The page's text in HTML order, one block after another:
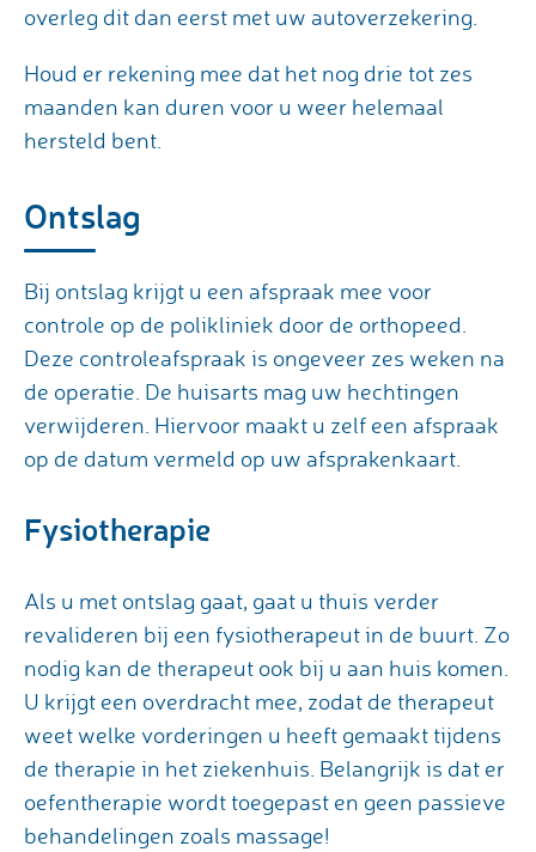
overleg dit dan eerst met uw autoverzekering.
Houd er rekening mee dat het nog drie tot zes
maanden kan duren voor u weer helemaal
hersteld bent.
Ontslag
Bij ontslag krijgt u een afspraak mee voor
controle op de polikliniek door de orthopeed.
Deze controleafspraak is ongeveer zes weken na
de operatie. De huisarts mag uw hechtingen
verwijderen. Hiervoor maakt u zelf een afspraak
op de datum vermeld op uw afsprakenkaart.
Fysiotherapie
Als u met ontslag gaat, gaat u thuis verder
revalideren bij een fysiotherapeut in de buurt. Zo
nodig kan de therapeut ook bij u aan huis komen.
U krijgt een overdracht mee, zodat de therapeut
weet welke vorderingen u heeft gemaakt tijdens
de therapie in het ziekenhuis. Belangrijk is dat er
oefentherapie wordt toegepast en geen passieve
behandelingen zoals massage!